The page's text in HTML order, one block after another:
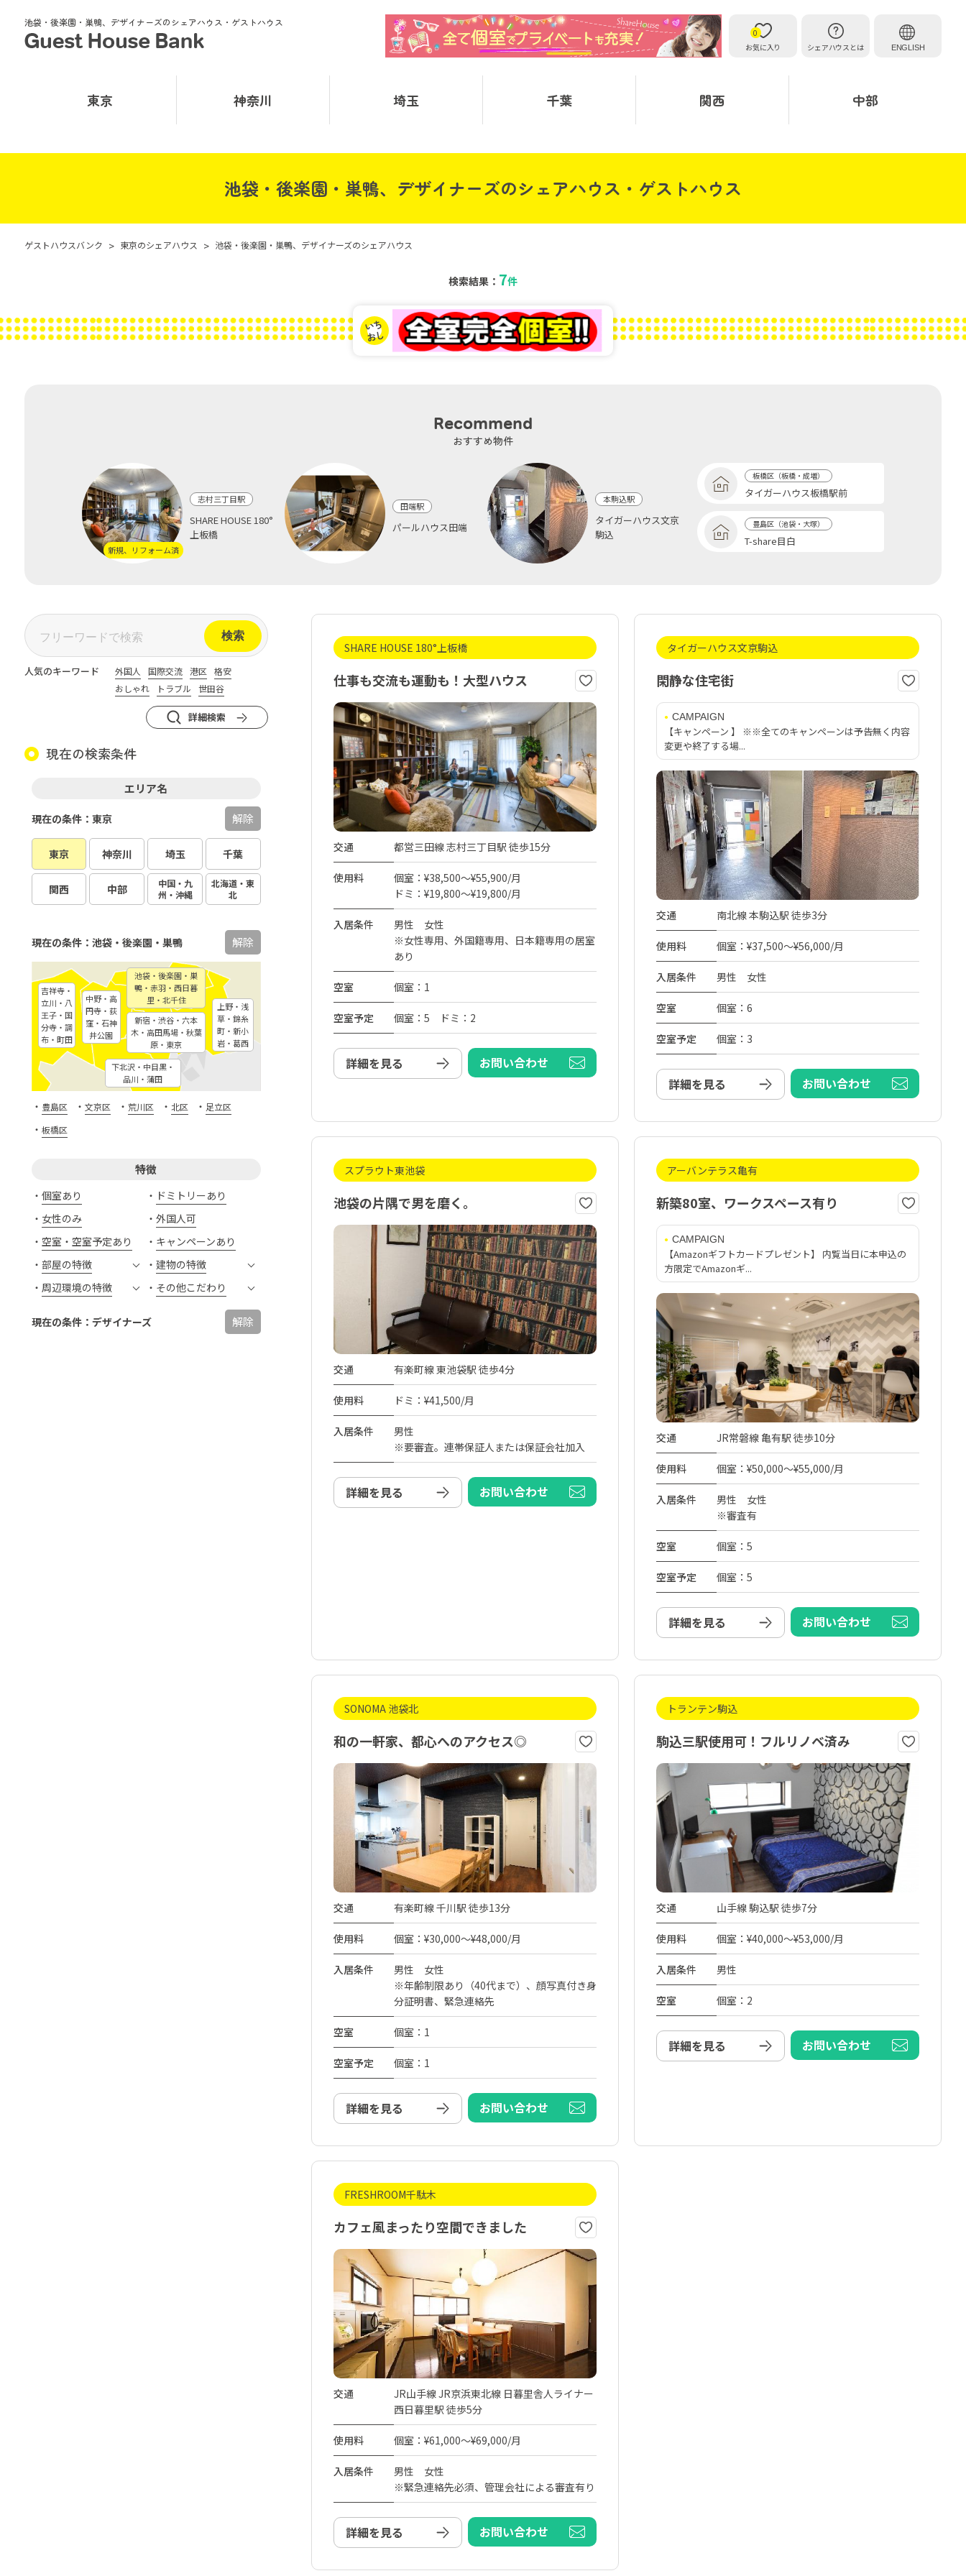
池袋・後楽園・巣鴨、デザイナーズのシェアハウス・ゲストハウス
お気に入り
0
シェアハウスとは
ENGLISH
東京 神奈川 埼玉 千葉 関西 中部
池袋・後楽園・巣鴨、デザイナーズのシェアハウス・ゲストハウス
ゲストハウスバンク > 東京のシェアハウス > 池袋・後楽園・巣鴨、デザイナーズのシェアハウス
検索結果： 7件
Recommend
おすすめ物件
新規、リフォーム済
志村三丁目駅
SHARE HOUSE 180°
上板橋
田端駅
パールハウス田端
本駒込駅
タイガーハウス文京
駒込
板橋区（板橋・成増）
タイガーハウス板橋駅前
豊島区（池袋・大塚）
T-share目白
人気のキーワード 外国人 国際交流 港区
格安
おしゃれ
トラブル 世田谷
詳細検索
現在の検索条件
エリア名
東京 神奈川 埼玉 千葉
関西 中部
中国・九
州・沖縄
北海道・東
北
現在の条件：東京 解除
新宿・渋谷・六本
木・高田馬場・秋葉
原・東京
中野・高
円寺・荻
窪・石神
井公園
下北沢・中目黒・
品川・蒲田
池袋・後楽園・巣
鴨・赤羽・西日暮
里・北千住
上野・浅
草・錦糸
町・新小
岩・葛西
吉祥寺・
立川・八
王子・国
分寺・調
布・町田
現在の条件：池袋・後楽園・巣鴨 解除
・ 豊島区 ・ 文京区 ・ 荒川区 ・ 北区 ・ 足立区
・ 板橋区
特徴
個室あり
ドミトリーあり
女性のみ
外国人可
空室・空室予定あり
キャンペーンあり
部屋の特徴
建物の特徴
周辺環境の特徴
その他こだわり
現在の条件：デザイナーズ 解除
SHARE HOUSE 180°上板橋
仕事も交流も運動も！大型ハウス
交通 都営三田線 志村三丁目駅 徒歩15分
使用料
個室：¥38,500～¥55,900/月
ドミ：¥19,800～¥19,800/月
入居条件
男性 女性
※女性専用、外国籍専用、日本籍専用の居室
あり
空室 個室：1
空室予定 個室：5 ドミ：2
詳細を見る お問い合わせ
タイガーハウス文京駒込
閑静な住宅街
CAMPAIGN
【キャンペーン 】 ※※全てのキャンペーンは予告無く内容
変更や終了する場...
交通 南北線 本駒込駅 徒歩3分
使用料 個室：¥37,500～¥56,000/月
入居条件 男性 女性
空室 個室：6
空室予定 個室：3
詳細を見る お問い合わせ
スプラウト東池袋
池袋の片隅で男を磨く。
交通 有楽町線 東池袋駅 徒歩4分
使用料 ドミ：¥41,500/月
入居条件
男性
※要審査。連帯保証人または保証会社加入
詳細を見る お問い合わせ
アーバンテラス亀有
新築80室、ワークスペース有り
CAMPAIGN
【Amazonギフトカードプレゼント】 内覧当日に本申込の
方限定でAmazonギ...
交通 JR常磐線 亀有駅 徒歩10分
使用料 個室：¥50,000～¥55,000/月
入居条件
男性 女性
※審査有
空室 個室：5
空室予定 個室：5
詳細を見る お問い合わせ
SONOMA 池袋北
和の一軒家、都心へのアクセス◎
交通 有楽町線 千川駅 徒歩13分
使用料 個室：¥30,000～¥48,000/月
入居条件
男性 女性
※年齢制限あり（40代まで）、顔写真付き身
分証明書、緊急連絡先
空室 個室：1
空室予定 個室：1
詳細を見る お問い合わせ
トランテン駒込
駒込三駅使用可！フルリノベ済み
交通 山手線 駒込駅 徒歩7分
使用料 個室：¥40,000～¥53,000/月
入居条件 男性
空室 個室：2
詳細を見る お問い合わせ
FRESHROOM千駄木
カフェ風まったり空間できました
交通
JR山手線 JR京浜東北線 日暮里舎人ライナー
西日暮里駅 徒歩5分
使用料 個室：¥61,000～¥69,000/月
入居条件
男性 女性
※緊急連絡先必須、管理会社による審査有り
詳細を見る お問い合わせ